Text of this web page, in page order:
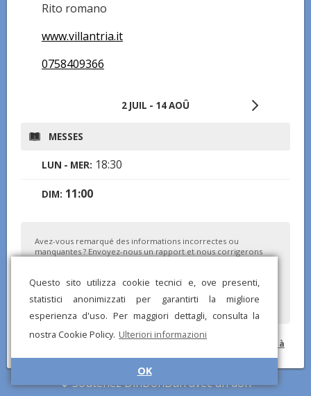
Questo sito utilizza cookie tecnici e, ove presenti,
statistici anonimizzati per garantirti la migliore
esperienza d'uso. Per maggiori dettagli, consulta la
nostra Cookie Policy. Ulteriori informazioni
OK
Rito romano
www.villantria.it
0758409366
2 JUIL - 14 AOÛ
MESSES
LUN - MER: 18:30
DIM: 11:00
Avez-vous remarqué des informations incorrectes ou
manquantes ? Envoyez-nous un rapport et nous corrigerons
© DinDonDan App 2026 –
Ajouter à
votre site web
Soutenez DinDonDan avec un don